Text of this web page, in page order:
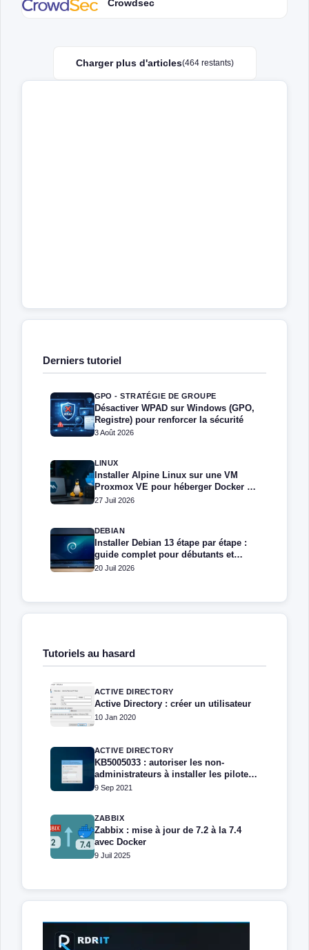
Crowdsec
Charger plus d'articles(464 restants)
Derniers tutoriel
GPO - STRATÉGIE DE GROUPE
Désactiver WPAD sur Windows (GPO,
Registre) pour renforcer la sécurité
3 Août 2026
LINUX
Installer Alpine Linux sur une VM
Proxmox VE pour héberger Docker et
Docker Compose
27 Juil 2026
DEBIAN
Installer Debian 13 étape par étape :
guide complet pour débutants et
administrateurs
20 Juil 2026
Tutoriels au hasard
ACTIVE DIRECTORY
Active Directory : créer un utilisateur
10 Jan 2020
ACTIVE DIRECTORY
KB5005033 : autoriser les non-
administrateurs à installer les pilotes
d’impression
9 Sep 2021
ZABBIX
Zabbix : mise à jour de 7.2 à la 7.4
avec Docker
9 Juil 2025